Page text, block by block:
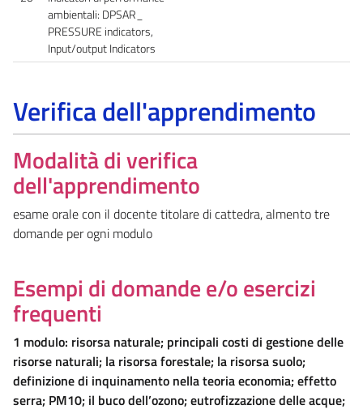
ambientali: DPSAR_
PRESSURE indicators,
Input/output Indicators
Verifica dell'apprendimento
Modalità di verifica
dell'apprendimento
esame orale con il docente titolare di cattedra, almento tre
domande per ogni modulo
Esempi di domande e/o esercizi
frequenti
1 modulo: risorsa naturale; principali costi di gestione delle
risorse naturali; la risorsa forestale; la risorsa suolo;
definizione di inquinamento nella teoria economia; effetto
serra; PM10; il buco dell’ozono; eutrofizzazione delle acque;